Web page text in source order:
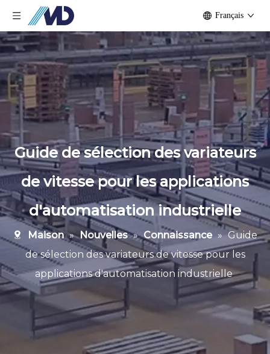
Français
Guide de sélection des variateurs
de vitesse pour les applications
d'automatisation industrielle
Maison » Nouvelles » Connaissance » Guide
de sélection des variateurs de vitesse pour les
applications d'automatisation industrielle